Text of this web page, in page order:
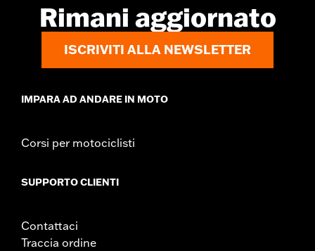
Rimani aggiornato
ISCRIVITI ALLA NEWSLETTER
IMPARA AD ANDARE IN MOTO
Corsi per motociclisti
SUPPORTO CLIENTI
Contattaci
Traccia ordine